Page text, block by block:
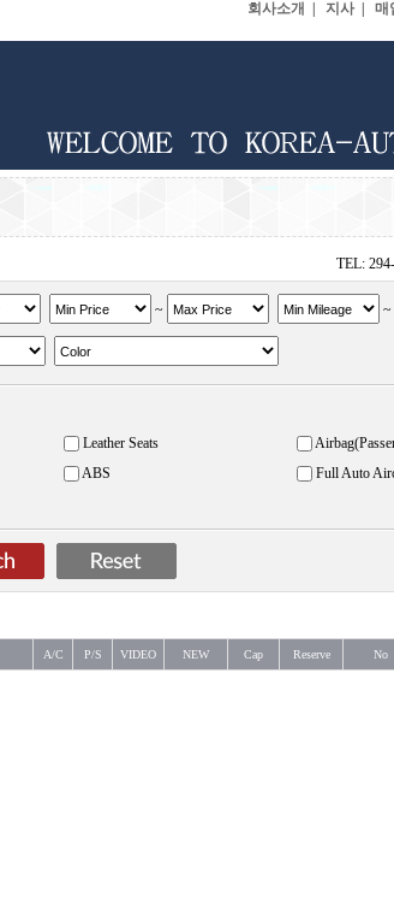
회사소개 지사| 매
TEL:
~ ~
Leather Seats
ABS
Full Auto
A/C P/S VIDEO NEW Cap Reserve No